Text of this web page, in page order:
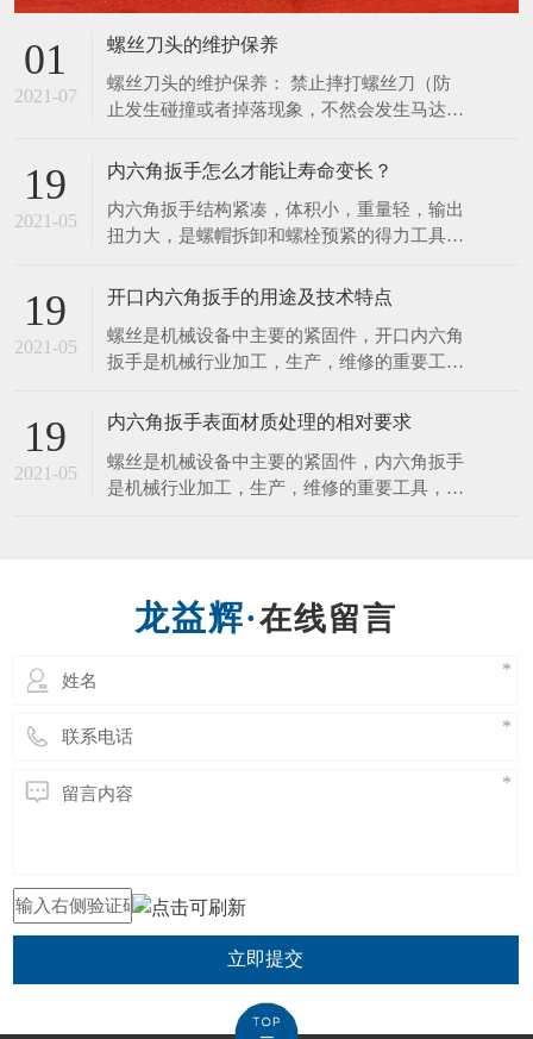
01
2021-07
螺丝刀头的维护保养
螺丝刀头的维护保养： 禁止摔打螺丝刀（防
止发生碰撞或者掉落现象，不然会发生马达噪
配套控制器的连接插头，应当以插头基部为力
点，不应当用力拉扯电线，避免损坏接触的插
头。 螺丝刀工作时摇晃太大时必须立刻停止
使用，防止更深度地损坏螺丝刀，并通知管理
19
2021-05
内六角扳手怎么才能让寿命变长？
内六角扳手结构紧凑，体积小，重量轻，输出
扭力大，是螺帽拆卸和螺栓预紧的得力工具。
精度扭 力值的要求。特种工具力矩就是力和
距离的乘积，在紧固螺丝螺栓螺母等螺纹紧固
件时需要控制施加的力矩大小，以保证螺纹紧
固且不至 于因力矩过大破坏螺纹。为了延长
19
2021-05
开口内六角扳手的用途及技术特点
螺丝是机械设备中主要的紧固件，开口内六角
扳手是机械行业加工，生产，维修的重要工
以下几项优点。 1．可快速工作，工作速度比
还要快。 2．一个开口内六角扳手可适用于2
—6种规格的螺丝，而一个双头呆扳手只适用2
19
2021-05
内六角扳手表面材质处理的相对要求
螺丝是机械设备中主要的紧固件，内六角扳手
是机械行业加工，生产，维修的重要工具，该
亮度，在外加直流电的作用下，使带电粒子在
在线留言
立即提交